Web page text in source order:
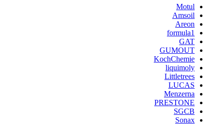
Motul
Amsoil
Areon
formula1
GAT
GUMOUT
KochChemie
liquimoly
Littletrees
LUCAS
Menzerna
PRESTONE
SGCB
Sonax